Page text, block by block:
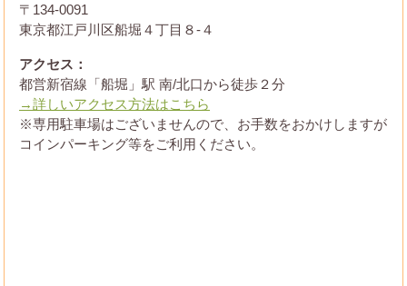
〒134-0091
東京都江戸川区船堀４丁目８-４
アクセス：
都営新宿線「船堀」駅 南/北口から徒歩２分
→詳しいアクセス方法はこちら
※専用駐車場はございませんので、お手数をおかけしますが
コインパーキング等をご利用ください。